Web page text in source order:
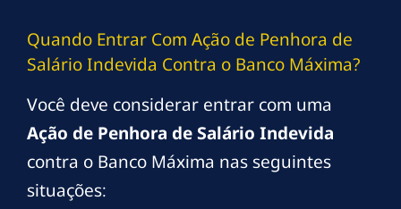
Quando Entrar Com Ação de Penhora de
Salário Indevida Contra o Banco Máxima?
Você deve considerar entrar com uma
Ação de Penhora de Salário Indevida
contra o Banco Máxima nas seguintes
situações: